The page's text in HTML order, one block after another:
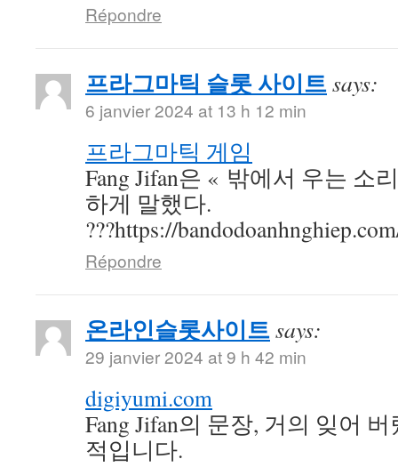
Répondre
프라그마틱 슬롯 사이트says:
6 janvier 2024 at 13 h 12 min
프라그마틱 게임
Fang Jifan은 « 밖에서 우는 소
하게 말했다.
???https://
Répondre
온라인슬롯사이트says:
29 janvier 2024 at 9 h 42 min
digiyumi.com
Fang Jifan의 문장, 거의 잊어
적입니다.